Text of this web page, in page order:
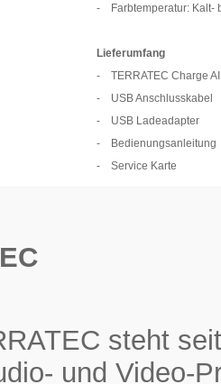
- Farbtemperatur: Kalt-
Lieferumfang
- TERRATEC Charge
- USB Anschlusskabel
- USB Ladeadapter
- Bedienungsanleitung
- Service Karte
steht
und Video-